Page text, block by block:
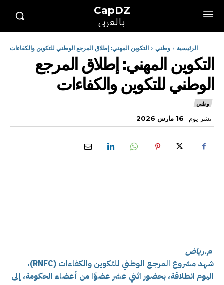
CapDZ
بالعربي
الرئيسية وطني التكوين المهني: إطلاق المرجع الوطني للتكوين والكفاءات
التكوين المهني: إطلاق المرجع
الوطني للتكوين والكفاءات
وطني
نشر يوم 16 مارس 2026
م.رياض
شهد مشروع المرجع الوطني للتكوين والكفاءات (RNFC)،
اليوم انطلاقة، بحضور اثني عشر عضوًا من أعضاء الحكومة، إلى